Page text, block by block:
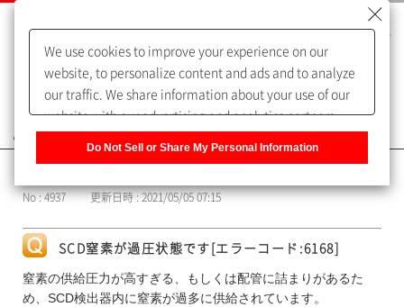
よくあるご質問（FAQ）
No : 4937 更新日時 : 2021/05/05 07:15
SCD窒素が過圧状態です[エラーコード:6168]
窒素の供給圧力が高すぎる、もしくは配管に詰まりがあるた
め、SCD検出器内に窒素が過多に供給されています。
We use cookies to improve your experience on our
website, to personalize content and ads and to analyze
our traffic. We share information about your use of our
website with our advertising and analytics partners,
of our sharing information about you with our partners.
Information] to customize your cookie settings on our
Do Not Sell or Share My Personal Information